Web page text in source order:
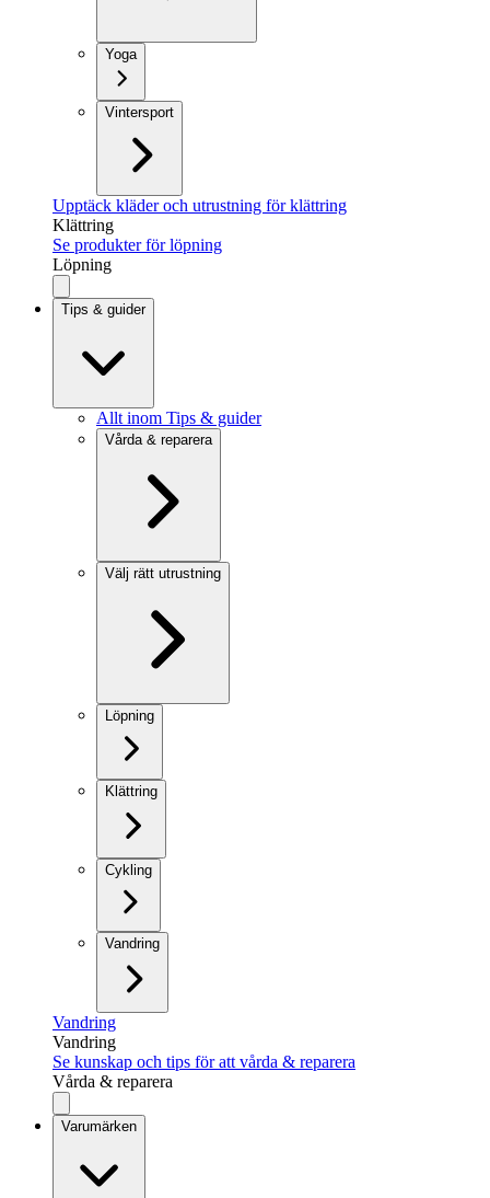
Yoga
Vintersport
Upptäck kläder och utrustning för klättring
Klättring
Se produkter för löpning
Löpning
Tips & guider
Allt inom Tips & guider
Vårda & reparera
Välj rätt utrustning
Löpning
Klättring
Cykling
Vandring
Vandring
Vandring
Se kunskap och tips för att vårda & reparera
Vårda & reparera
Varumärken